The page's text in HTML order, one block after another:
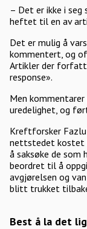
– Det er ikke i
heftet til en av
Det er mulig å
kommentert, og
Artikler der
response».
Men
uredelighet, og
Kreftforsker
nettstedet kostet
å saksøke de som
beordret til å
avgjørelsen og
blitt trukket
Best å la det